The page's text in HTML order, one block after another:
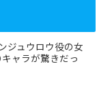
ジュウロウ役の女
ャラが驚きだっ